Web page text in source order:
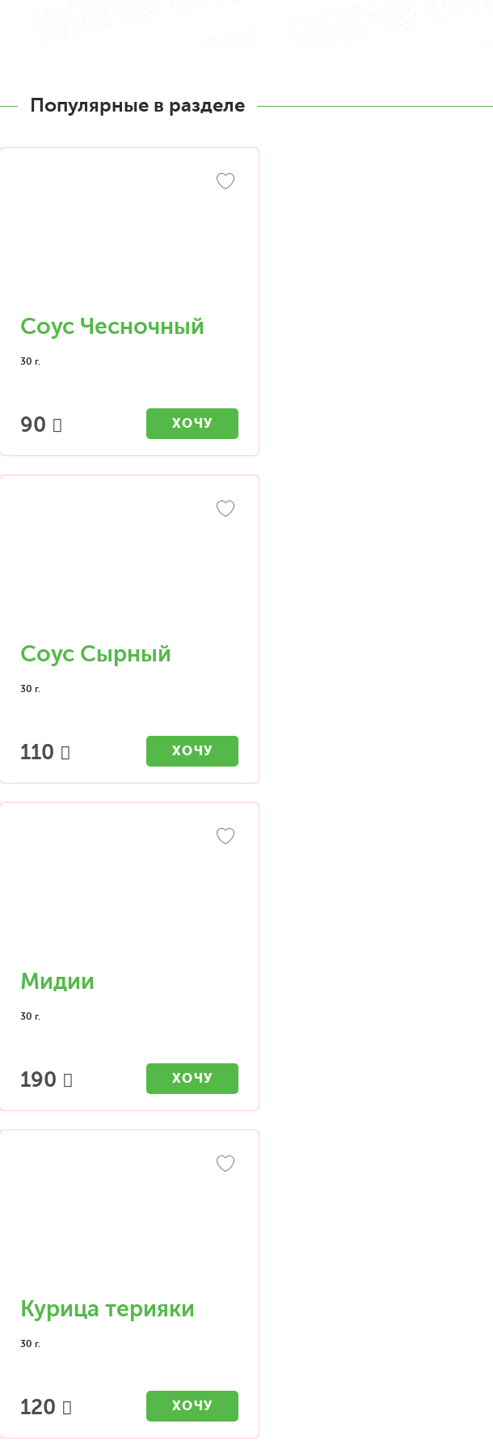
Популярные в разделе
Соус Чесночный
30 г.
90 ХОЧУ
Соус Сырный
30 г.
110 ХОЧУ
Мидии
30 г.
190 ХОЧУ
Курица терияки
30 г.
120 ХОЧУ